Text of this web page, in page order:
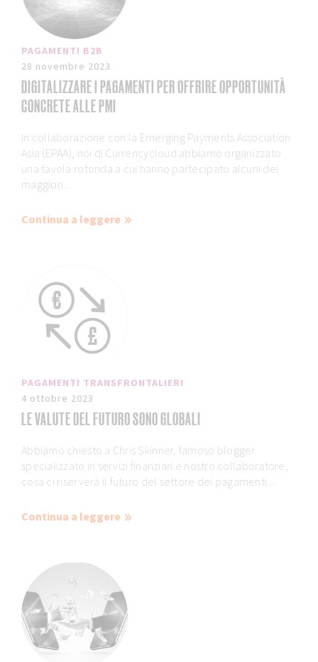
PAGAMENTI B2B
28 novembre 2023
DIGITALIZZARE I PAGAMENTI PER OFFRIRE OPPORTUNITÀ
CONCRETE ALLE PMI
In collaborazione con la Emerging Payments Association
Asia (EPAA), noi di Currencycloud abbiamo organizzato
una tavola rotonda a cui hanno partecipato alcuni dei
maggiori...
Continua a leggere
PAGAMENTI TRANSFRONTALIERI
4 ottobre 2023
LE VALUTE DEL FUTURO SONO GLOBALI
Abbiamo chiesto a Chris Skinner, famoso blogger
specializzato in servizi finanziari e nostro collaboratore,
cosa ci riserverà il futuro del settore dei pagamenti...
Continua a leggere